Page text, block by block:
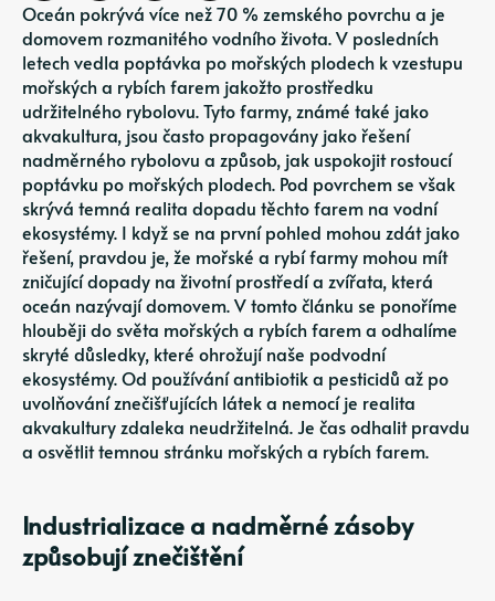
Oceán pokrývá více než 70 % zemského povrchu a je
domovem rozmanitého vodního života. V posledních
letech vedla poptávka po mořských plodech k vzestupu
mořských a rybích farem jakožto prostředku
udržitelného rybolovu. Tyto farmy, známé také jako
akvakultura, jsou často propagovány jako řešení
nadměrného rybolovu a způsob, jak uspokojit rostoucí
poptávku po mořských plodech. Pod povrchem se však
skrývá temná realita dopadu těchto farem na vodní
ekosystémy. I když se na první pohled mohou zdát jako
řešení, pravdou je, že mořské a rybí farmy mohou mít
zničující dopady na životní prostředí a zvířata, která
oceán nazývají domovem. V tomto článku se ponoříme
hlouběji do světa mořských a rybích farem a odhalíme
skryté důsledky, které ohrožují naše podvodní
ekosystémy. Od používání antibiotik a pesticidů až po
uvolňování znečišťujících látek a nemocí je realita
akvakultury zdaleka neudržitelná. Je čas odhalit pravdu
a osvětlit temnou stránku mořských a rybích farem.
Industrializace a nadměrné zásoby
způsobují znečištění